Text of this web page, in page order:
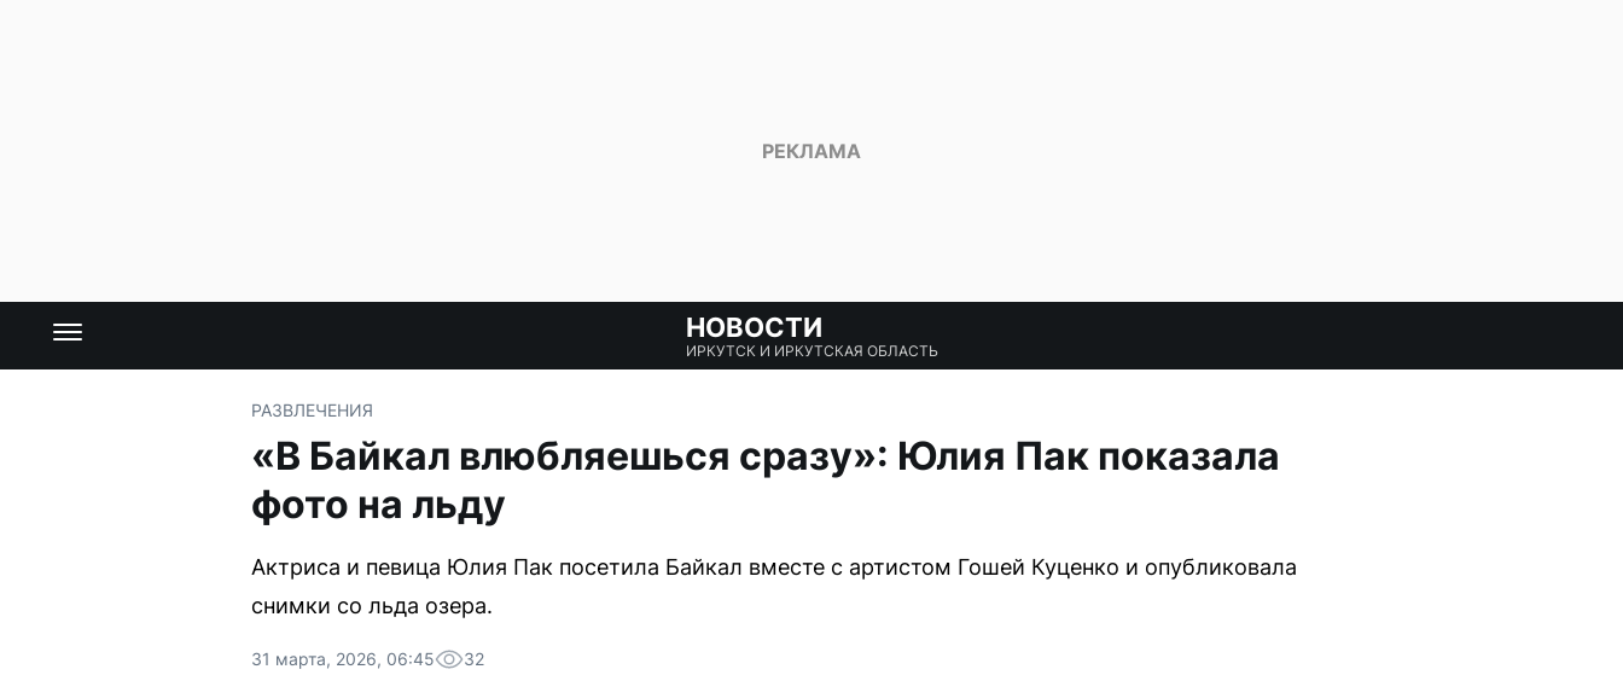
НОВОСТИ
ИРКУТСК И ИРКУТСКАЯ ОБЛАСТЬ
РАЗВЛЕЧЕНИЯ
«В Байкал влюбляешься сразу»: Юлия Пак показала
фото на льду
Актриса и певица Юлия Пак посетила Байкал вместе с артистом Гошей Куценко и опубликовала
снимки со льда озера.
31 марта, 2026, 06:45 32